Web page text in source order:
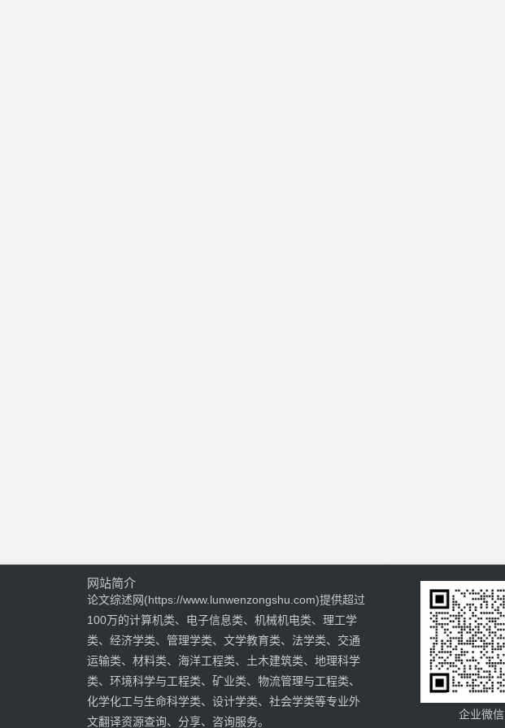
网站简介
论文综述网(https://www.lunwenzongshu.com)提供超过
100万的计算机类、电子信息类、机械机电类、理工学
类、经济学类、管理学类、文学教育类、法学类、交通
运输类、材料类、海洋工程类、土木建筑类、地理科学
类、环境科学与工程类、矿业类、物流管理与工程类、
化学化工与生命科学类、设计学类、社会学类等专业外
文翻译资源查询、分享、咨询服务。
企业微信